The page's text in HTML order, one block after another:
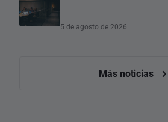
5 de agosto de 2026
Más noticias